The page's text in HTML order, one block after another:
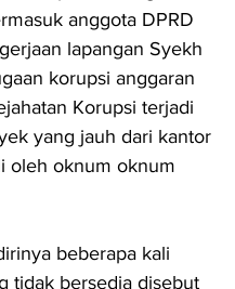
anggota DPRD
lapangan Syekh
korupsi anggaran
Korupsi terjadi
yang jauh dari kantor
oleh oknum oknum
beberapa kali
tidak bersedia disebut